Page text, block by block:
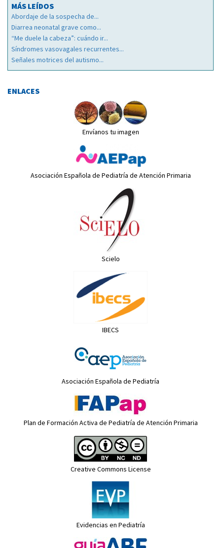
MÁS LEÍDOS
Abordaje de la sospecha de...
Diarrea neonatal grave como...
“Me duele la cabeza”: cuándo ir...
Síndromes vasovagales recurrentes...
Señales motrices del autismo...
ENLACES
Envíanos tu imagen
Asociación Española de Pediatría de Atención Primaria
Scielo
IBECS
Asociación Española de Pediatría
Plan de Formación Activa de Pediatría de Atención Primaria
Creative Commons License
Evidencias en Pediatría